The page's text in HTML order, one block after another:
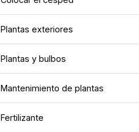
Plantas exteriores
Plantas y bulbos
Mantenimiento de plantas
Fertilizante